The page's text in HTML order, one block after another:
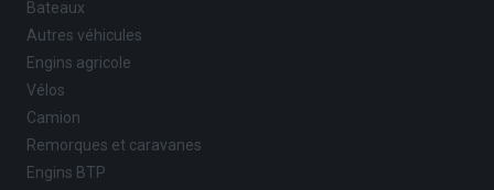
Bateaux
Autres véhicules
Engins agricole
Vélos
Camion
Remorques et caravanes
Engins BTP